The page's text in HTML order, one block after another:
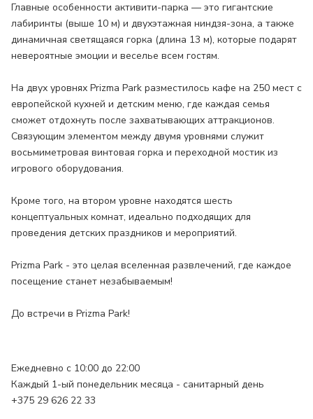
Главные особенности активити-парка — это гигантские
лабиринты (выше 10 м) и двухэтажная ниндзя-зона, а также
динамичная светящаяся горка (длина 13 м), которые подарят
невероятные эмоции и веселье всем гостям.
На двух уровнях Prizma Park разместилось кафе на 250 мест с
европейской кухней и детским меню, где каждая семья
сможет отдохнуть после захватывающих аттракционов.
Связующим элементом между двумя уровнями служит
восьмиметровая винтовая горка и переходной мостик из
игрового оборудования.
Кроме того, на втором уровне находятся шесть
концептуальных комнат, идеально подходящих для
проведения детских праздников и мероприятий.
Prizma Park - это целая вселенная развлечений, где каждое
посещение станет незабываемым!
До встречи в Prizma Park!
Ежедневно с 10:00 до 22:00
Каждый 1-ый понедельник месяца - санитарный день
+375 29 626 22 33